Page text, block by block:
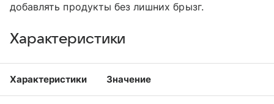
добавлять продукты без лишних брызг.
Характеристики
Характеристики Значение